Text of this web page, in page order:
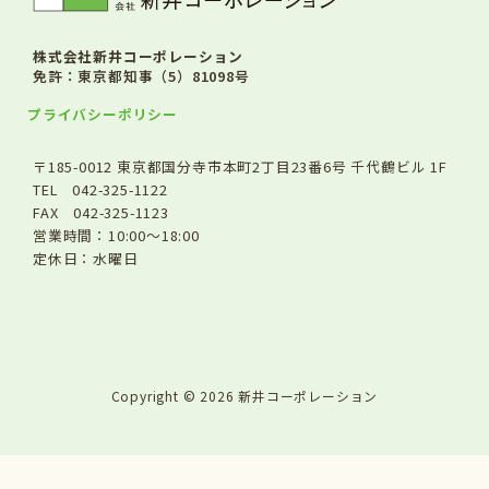
株式会社新井コーポレーション
免許：東京都知事（5）81098号
プライバシーポリシー
〒185-0012 東京都国分寺市本町2丁目23番6号 千代鶴ビル 1F
TEL 042-325-1122
FAX 042-325-1123
営業時間：10:00～18:00
定休日：水曜日
Copyright © 2026 新井コーポレーション